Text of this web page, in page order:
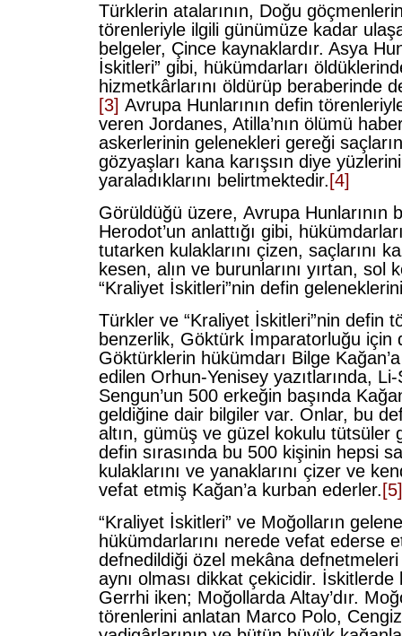
Türklerin atalarının, Doğu
törenleriyle ilgili günümüze kadar
belgeler, Çince kaynaklardır. Asya
İskitleri” gibi, hükümdarları
hizmetkârlarını öldürüp beraberinde
[3] Avrupa Hunlarının defin
veren Jordanes, Atilla’nın ölümü
askerlerinin gelenekleri gereği
gözyaşları kana karışsın diye
yaraladıklarını belirtmektedir. [4]
Görüldüğü üzere, Avrupa Hunlarının
Herodot’un anlattığı gibi,
tutarken kulaklarını çizen, saçlarını
kesen, alın ve burunlarını yırtan, sol
“Kraliyet İskitleri”nin defin
Türkler ve “Kraliyet İskitleri”nin defin
benzerlik, Göktürk İmparatorluğu için
Göktürklerin hükümdarı Bilge
edilen Orhun-Yenisey yazıtlarında,
Sengun’un 500 erkeğin başında
geldiğine dair bilgiler var. Onlar, bu
altın, gümüş ve güzel kokulu tütsüler
defin sırasında bu 500 kişinin hepsi
kulaklarını ve yanaklarını çizer ve
vefat etmiş Kağan’a kurban ederler. [5]
“Kraliyet İskitleri” ve Moğolların
hükümdarlarını nerede vefat ederse
defnedildiği özel mekâna
aynı olması dikkat çekicidir.
Gerrhi iken; Moğollarda Altay’dır.
törenlerini anlatan Marco Polo, Cengiz